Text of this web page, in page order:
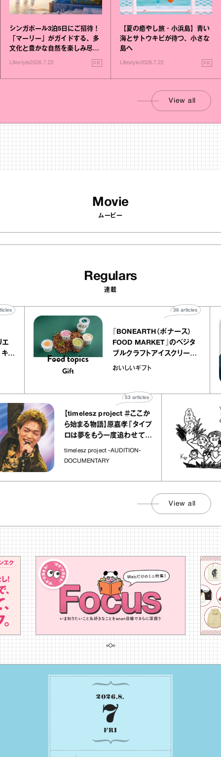
シンガポール3泊5日にご招待！
「マーリー」がガイドする、多
文化と豊かな自然を楽しみ尽く
Lifestyle2026.7.22 PR
【夏の癒やし旅・小浜島】青い
海とサトウキビが待つ、小さな
島へ
Lifestyle2026.7.22 PR
View all
Movie
ムービー
Regulars
連載
リー アトリエ
ルクレープ キャ
『BONEARTH（ボナース
FOOD MARKET』のベ
ブルクラフトアイスクリ
｜真野知子の「おいし
おいしいギフト
【timelesz project ＃ここか
ら始まる物語】原嘉孝「タイプ
ロは夢をもう一度追わせてく
れた場所」
timelesz project -AUDITION-
DOCUMENTARY
View all
2026.8.
7
FRI